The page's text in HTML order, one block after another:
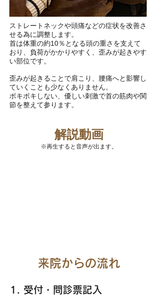
ストレートネックや頭痛などの症状を改善さ
せる為に調整します。
首は体重の約10％となる頭の重さを支えて
おり、負荷がかかりやすく、歪みが起きやす
い部位です。
歪みが起きることで肩こり、腰痛へと影響し
ていくことも少なくありません。
ボキボキしない 、優しい刺激で首の筋肉や関
節を整えて参ります。
​解説動画
​※再生すると音声が出ます。
​来院からの流れ
1. 受付​・問診票記入